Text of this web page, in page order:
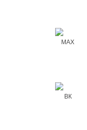
MAX
ВК